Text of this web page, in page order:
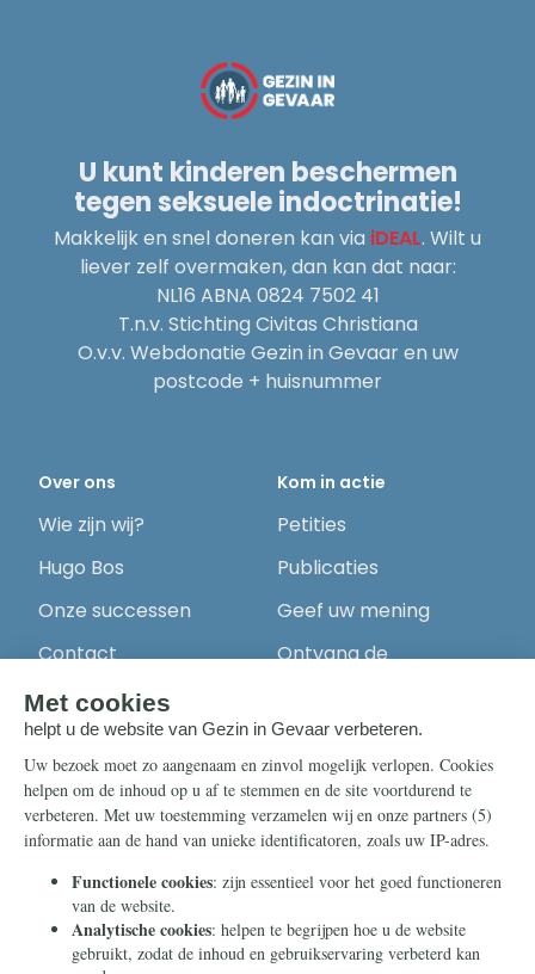
U kunt kinderen beschermen
tegen seksuele indoctrinatie!
Makkelijk en snel doneren kan via iDEAL. Wilt u
liever zelf overmaken, dan kan dat naar:
NL16 ABNA 0824 7502 41
T.n.v. Stichting Civitas Christiana
O.v.v. Webdonatie Gezin in Gevaar en uw
postcode + huisnummer
Over ons
Wie zijn wij?
Hugo Bos
Onze successen
Contact
Kom in actie
Petities
Publicaties
Geef uw mening
Ontvang de
Steun ons
Nieuwsbrief
Eenmalig
Maandelijks
Periodiek
Info
Contact
Ontvang onze
Telegram-berichten